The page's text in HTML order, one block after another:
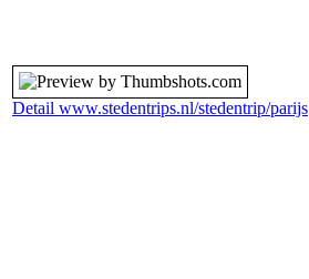
Detail www.stedentrips.nl/stedentrip/parijs